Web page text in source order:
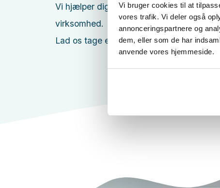
Vi bruger cookies til at
vores trafik. Vi deler også
annonceringspartnere og
dem, eller som de har
anvende vores hjemmeside.
Vi hjælper dig med at finde den rette
virksomhed.
Lad os tage en uforpligtende snak om